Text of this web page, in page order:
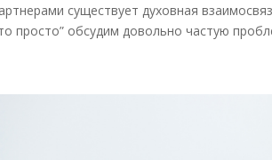
существует духовная
просто” обсудим довольно частую